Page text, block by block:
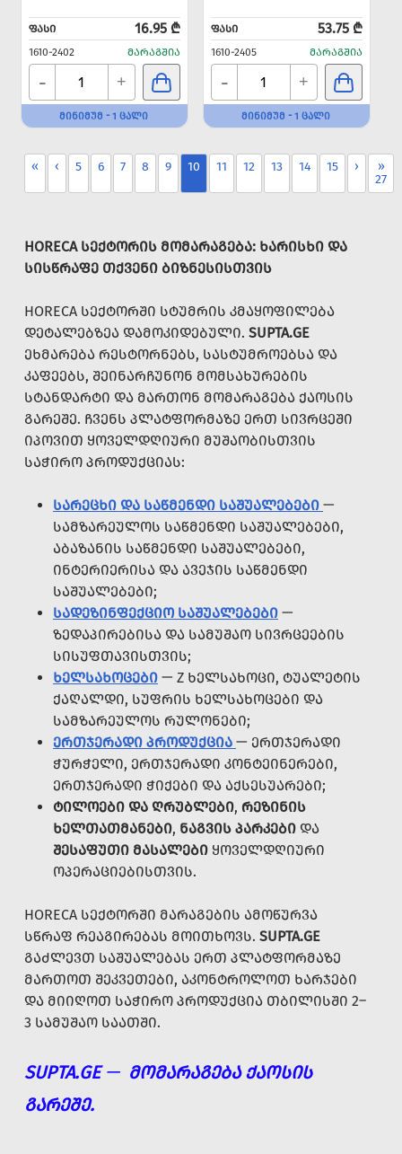
ᲤᲐᲡᲘ 16.95 ₾
1610-2402 ᲛᲐᲠᲐᲒᲨᲘᲐ
- +
ᲛᲘᲜᲘᲛᲣᲛ - 1 ᲪᲐᲚᲘ
ᲤᲐᲡᲘ 53.75 ₾
1610-2405 ᲛᲐᲠᲐᲒᲨᲘᲐ
- +
ᲛᲘᲜᲘᲛᲣᲛ - 1 ᲪᲐᲚᲘ
« ‹ 5 6 7 8 9 10 11 12 13 14 15 ›
»
27
HORECA ᲡᲔᲥᲢᲝᲠᲘᲡ ᲛᲝᲛᲐᲠᲐᲒᲔᲑᲐ: ᲮᲐᲠᲘᲡᲮᲘ ᲓᲐ
ᲡᲘᲡᲬᲠᲐᲤᲔ ᲗᲥᲕᲔᲜᲘ ᲑᲘᲖᲜᲔᲡᲘᲡᲗᲕᲘᲡ
HORECA ᲡᲔᲥᲢᲝᲠᲨᲘ ᲡᲢᲣᲛᲠᲘᲡ ᲙᲛᲐᲧᲝᲤᲘᲚᲔᲑᲐ
ᲓᲔᲢᲐᲚᲔᲑᲖᲔᲐ ᲓᲐᲛᲝᲙᲘᲓᲔᲑᲣᲚᲘ. SUPTA.GE
ᲔᲮᲛᲐᲠᲔᲑᲐ ᲠᲔᲡᲢᲝᲠᲜᲔᲑᲡ, ᲡᲐᲡᲢᲣᲛᲠᲝᲔᲑᲡᲐ ᲓᲐ
ᲙᲐᲤᲔᲔᲑᲡ, ᲨᲔᲘᲜᲐᲠᲩᲣᲜᲝᲜ ᲛᲝᲛᲡᲐᲮᲣᲠᲔᲑᲘᲡ
ᲡᲢᲐᲜᲓᲐᲠᲢᲘ ᲓᲐ ᲛᲐᲠᲗᲝᲜ ᲛᲝᲛᲐᲠᲐᲒᲔᲑᲐ ᲥᲐᲝᲡᲘᲡ
ᲒᲐᲠᲔᲨᲔ. ᲩᲕᲔᲜᲡ ᲞᲚᲐᲢᲤᲝᲠᲛᲐᲖᲔ ᲔᲠᲗ ᲡᲘᲕᲠᲪᲔᲨᲘ
ᲘᲞᲝᲕᲘᲗ ᲧᲝᲕᲔᲚᲓᲦᲘᲣᲠᲘ ᲛᲣᲨᲐᲝᲑᲘᲡᲗᲕᲘᲡ
ᲡᲐᲭᲘᲠᲝ ᲞᲠᲝᲓᲣᲥᲪᲘᲐᲡ:
ᲡᲐᲠᲔᲪᲮᲘ ᲓᲐ ᲡᲐᲬᲛᲔᲜᲓᲘ ᲡᲐᲨᲣᲐᲚᲔᲑᲔᲑᲘ —
ᲡᲐᲛᲖᲐᲠᲔᲣᲚᲝᲡ ᲡᲐᲬᲛᲔᲜᲓᲘ ᲡᲐᲨᲣᲐᲚᲔᲑᲔᲑᲘ,
ᲐᲑᲐᲖᲐᲜᲘᲡ ᲡᲐᲬᲛᲔᲜᲓᲘ ᲡᲐᲨᲣᲐᲚᲔᲑᲔᲑᲘ,
ᲘᲜᲢᲔᲠᲘᲔᲠᲘᲡᲐ ᲓᲐ ᲐᲕᲔᲯᲘᲡ ᲡᲐᲬᲛᲔᲜᲓᲘ
ᲡᲐᲨᲣᲐᲚᲔᲑᲔᲑᲘ;
ᲡᲐᲓᲔᲖᲘᲜᲤᲔᲥᲪᲘᲝ ᲡᲐᲨᲣᲐᲚᲔᲑᲔᲑᲘ —
ᲖᲔᲓᲐᲞᲘᲠᲔᲑᲘᲡᲐ ᲓᲐ ᲡᲐᲛᲣᲨᲐᲝ ᲡᲘᲕᲠᲪᲔᲔᲑᲘᲡ
ᲡᲘᲡᲣᲤᲗᲐᲕᲘᲡᲗᲕᲘᲡ;
ᲮᲔᲚᲡᲐᲮᲝᲪᲔᲑᲘ — Z ᲮᲔᲚᲡᲐᲮᲝᲪᲘ, ᲢᲣᲐᲚᲔᲢᲘᲡ
ᲥᲐᲦᲐᲚᲓᲘ, ᲡᲣᲤᲠᲘᲡ ᲮᲔᲚᲡᲐᲮᲝᲪᲔᲑᲘ ᲓᲐ
ᲡᲐᲛᲖᲐᲠᲔᲣᲚᲝᲡ ᲠᲣᲚᲝᲜᲔᲑᲘ;
ᲔᲠᲗᲯᲔᲠᲐᲓᲘ ᲞᲠᲝᲓᲣᲥᲪᲘᲐ — ᲔᲠᲗᲯᲔᲠᲐᲓᲘ
ᲭᲣᲠᲭᲔᲚᲘ, ᲔᲠᲗᲯᲔᲠᲐᲓᲘ ᲙᲝᲜᲢᲔᲘᲜᲔᲠᲔᲑᲘ,
ᲔᲠᲗᲯᲔᲠᲐᲓᲘ ᲭᲘᲥᲔᲑᲘ ᲓᲐ ᲐᲥᲡᲔᲡᲣᲐᲠᲔᲑᲘ;
ᲢᲘᲚᲝᲔᲑᲘ ᲓᲐ ᲦᲠᲣᲑᲚᲔᲑᲘ, ᲠᲔᲖᲘᲜᲘᲡ
ᲮᲔᲚᲗᲐᲗᲛᲐᲜᲔᲑᲘ, ᲜᲐᲒᲕᲘᲡ ᲞᲐᲠᲙᲔᲑᲘ ᲓᲐ
ᲨᲔᲡᲐᲤᲣᲗᲘ ᲛᲐᲡᲐᲚᲔᲑᲘ ᲧᲝᲕᲔᲚᲓᲦᲘᲣᲠᲘ
ᲝᲞᲔᲠᲐᲪᲘᲔᲑᲘᲡᲗᲕᲘᲡ.
HORECA ᲡᲔᲥᲢᲝᲠᲨᲘ ᲛᲐᲠᲐᲒᲔᲑᲘᲡ ᲐᲛᲝᲬᲣᲠᲕᲐ
ᲡᲬᲠᲐᲤ ᲠᲔᲐᲒᲘᲠᲔᲑᲐᲡ ᲛᲝᲘᲗᲮᲝᲕᲡ. SUPTA.GE
ᲒᲐᲫᲚᲔᲕᲗ ᲡᲐᲨᲣᲐᲚᲔᲑᲐᲡ ᲔᲠᲗ ᲞᲚᲐᲢᲤᲝᲠᲛᲐᲖᲔ
ᲛᲐᲠᲗᲝᲗ ᲨᲔᲙᲕᲔᲗᲔᲑᲘ, ᲐᲙᲝᲜᲢᲠᲝᲚᲝᲗ ᲮᲐᲠᲯᲔᲑᲘ
ᲓᲐ ᲛᲘᲘᲦᲝᲗ ᲡᲐᲭᲘᲠᲝ ᲞᲠᲝᲓᲣᲥᲪᲘᲐ ᲗᲑᲘᲚᲘᲡᲨᲘ 2–
3 ᲡᲐᲛᲣᲨᲐᲝ ᲡᲐᲐᲗᲨᲘ.
SUPTA.GE— ᲛᲝᲛᲐᲠᲐᲒᲔᲑᲐ ᲥᲐᲝᲡᲘᲡ
ᲒᲐᲠᲔᲨᲔ.